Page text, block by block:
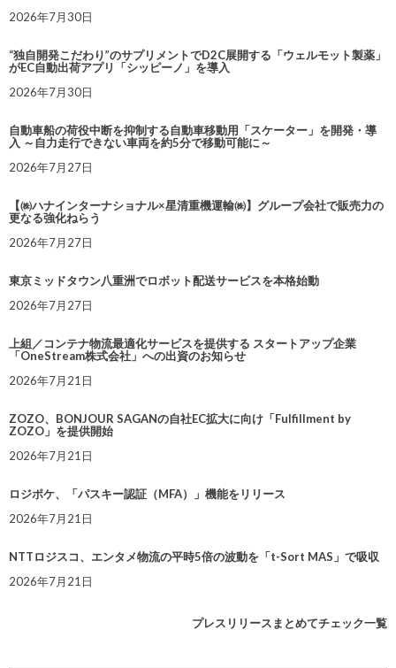
2026年7月30日
“独自開発こだわり”のサプリメントでD2C展開する「ウェルモット製薬」
がEC自動出荷アプリ「シッピーノ」を導入
2026年7月30日
自動車船の荷役中断を抑制する自動車移動用「スケーター」を開発・導
入 ～自力走行できない車両を約5分で移動可能に～
2026年7月27日
【㈱ハナインターナショナル×星清重機運輸㈱】グループ会社で販売力の
更なる強化ねらう
2026年7月27日
東京ミッドタウン八重洲でロボット配送サービスを本格始動
2026年7月27日
上組／コンテナ物流最適化サービスを提供する スタートアップ企業
「OneStream株式会社」への出資のお知らせ
2026年7月21日
ZOZO、BONJOUR SAGANの自社EC拡大に向け「Fulfillment by
ZOZO」を提供開始
2026年7月21日
ロジポケ、「パスキー認証（MFA）」機能をリリース
2026年7月21日
NTTロジスコ、エンタメ物流の平時5倍の波動を「t-Sort MAS」で吸収
2026年7月21日
プレスリリースまとめてチェック一覧